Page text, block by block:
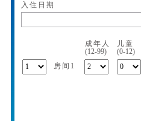
入住日期
成年人
儿童
(12-99)
(0-12)
房间1